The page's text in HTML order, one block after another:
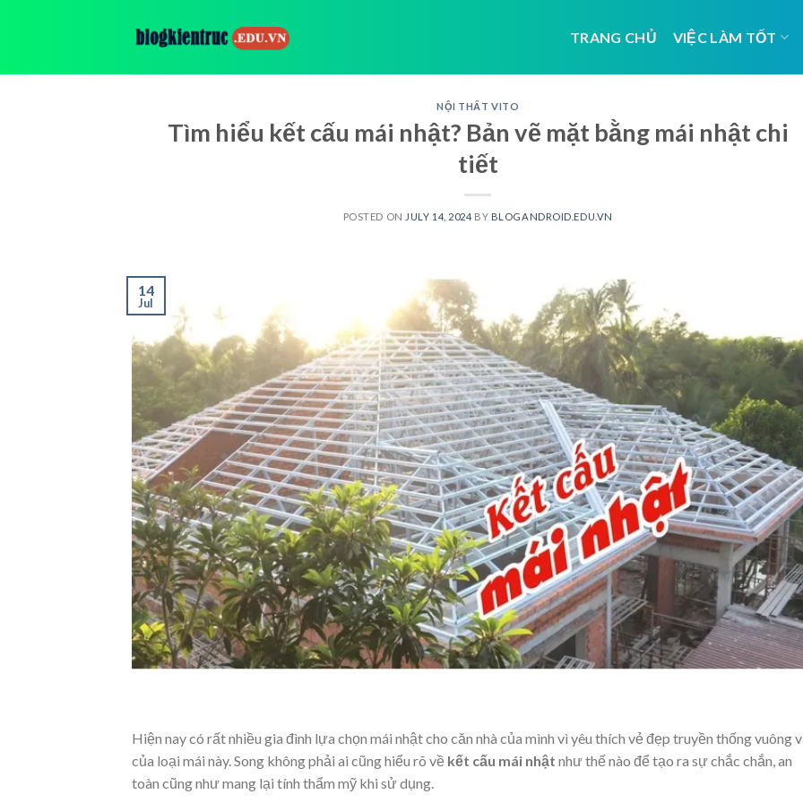
TRANG CHỦ VIỆC LÀM TỐT
NỘI THẤT VITO
Tìm hiểu kết cấu mái nhật? Bản vẽ mặt bằng mái nhật chi
tiết
POSTED ON JULY 14, 2024 BY BLOGANDROID.EDU.VN
14
Jul
Hiện nay có rất nhiều gia đình lựa chọn mái nhật cho căn nhà của mình vì yêu thích vẻ đẹp truyền thống vuông
của loại mái này. Song không phải ai cũng hiểu rõ về kết cấu mái nhật như thế nào để tạo ra sự chắc chắn, an
toàn cũng như mang lại tính thẩm mỹ khi sử dụng.